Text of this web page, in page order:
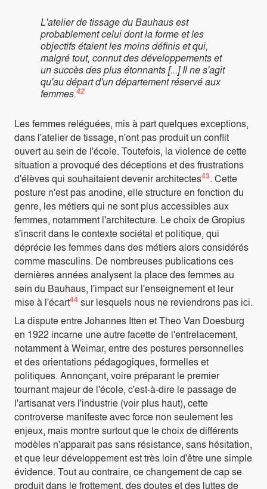
L'atelier de tissage du Bauhaus est
probablement celui dont la forme et les
objectifs étaient les moins définis et qui,
malgré tout, connut des développements et
un succès des plus étonnants [...] Il ne s'agit
qu'au départ d'un département réservé aux
femmes.42
Les femmes reléguées, mis à part quelques exceptions,
dans l'atelier de tissage, n'ont pas produit un conflit
ouvert au sein de l'école. Toutefois, la violence de cette
situation a provoqué des déceptions et des frustrations
d'élèves qui souhaitaient devenir architectes43. Cette
posture n'est pas anodine, elle structure en fonction du
genre, les métiers qui ne sont plus accessibles aux
femmes, notamment l'architecture. Le choix de Gropius
s'inscrit dans le contexte sociétal et politique, qui
déprécie les femmes dans des métiers alors considérés
comme masculins. De nombreuses publications ces
dernières années analysent la place des femmes au
sein du Bauhaus, l'impact sur l'enseignement et leur
mise à l'écart44 sur lesquels nous ne reviendrons pas ici.
La dispute entre Johannes Itten et Theo Van Doesburg
en 1922 incarne une autre facette de l'entrelacement,
notamment à Weimar, entre des postures personnelles
et des orientations pédagogiques, formelles et
politiques. Annonçant, voire préparant le premier
tournant majeur de l'école, c'est-à-dire le passage de
l'artisanat vers l'industrie (voir plus haut), cette
controverse manifeste avec force non seulement les
enjeux, mais montre surtout que le choix de différents
modèles n'apparait pas sans résistance, sans hésitation,
et que leur développement est très loin d'être une simple
évidence. Tout au contraire, ce changement de cap se
produit dans le frottement, des doutes et des luttes de